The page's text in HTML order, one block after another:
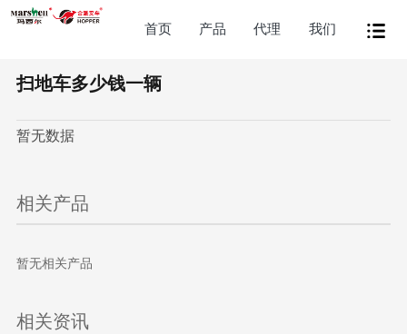
首页 产品 代理 我们
扫地车多少钱一辆
暂无数据
相关产品
暂无相关产品
相关资讯